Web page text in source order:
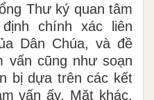
Thư ký quan tâm
chính xác liên
Dân Chúa, và đề
vấn cũng như soạn
bị dựa trên các kết
vấn ấy. Mặt khác,